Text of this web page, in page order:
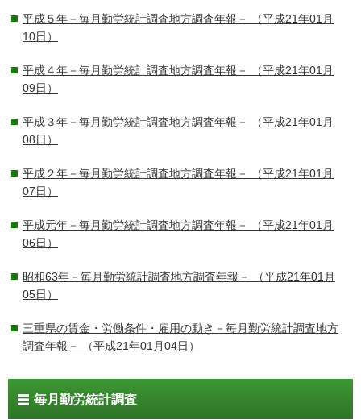
平成５年－毎月勤労統計調査地方調査年報－
（平成21年01月
10日）
平成４年－毎月勤労統計調査地方調査年報－
（平成21年01月
09日）
平成３年－毎月勤労統計調査地方調査年報－
（平成21年01月
08日）
平成２年－毎月勤労統計調査地方調査年報－
（平成21年01月
07日）
平成元年－毎月勤労統計調査地方調査年報－
（平成21年01月
06日）
昭和63年－毎月勤労統計調査地方調査年報－
（平成21年01月
05日）
三重県の賃金・労働条件・雇用の動き－毎月勤労統計調査地方
調査年報－
（平成21年01月04日）
毎月勤労統計調査